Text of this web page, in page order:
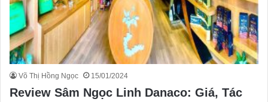
Võ Thị Hồng Ngọc 15/01/2024
Review Sâm Ngọc Linh Danaco: Giá, Tác